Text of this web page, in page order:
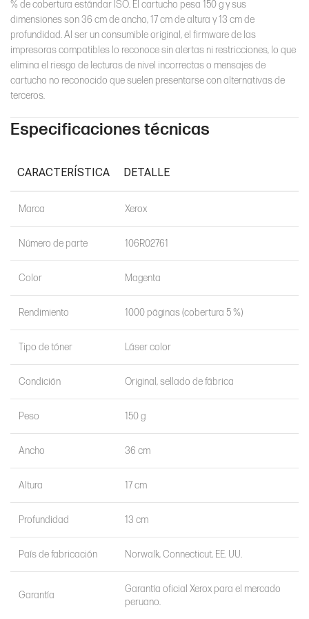
% de cobertura estándar ISO. El cartucho pesa 150 g y sus
dimensiones son 36 cm de ancho, 17 cm de altura y 13 cm de
profundidad. Al ser un consumible original, el firmware de las
impresoras compatibles lo reconoce sin alertas ni restricciones, lo que
elimina el riesgo de lecturas de nivel incorrectas o mensajes de
cartucho no reconocido que suelen presentarse con alternativas de
terceros.
Especificaciones técnicas
CARACTERÍSTICA DETALLE
Marca Xerox
Número de parte 106R02761
Color Magenta
Rendimiento 1000 páginas (cobertura 5 %)
Tipo de tóner Láser color
Condición Original, sellado de fábrica
Peso 150 g
Ancho 36 cm
Altura 17 cm
Profundidad 13 cm
País de fabricación Norwalk, Connecticut, EE. UU.
Garantía
Garantía oficial Xerox para el mercado
peruano.